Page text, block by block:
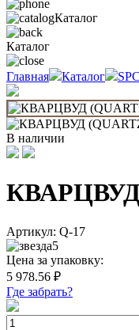
Каталог
Каталог
Главная Каталог SPC
В наличии
КВАРЦВУД
Артикул: Q-17
5
Цена за упаковку:
5 978.56 ₽
Где забрать?